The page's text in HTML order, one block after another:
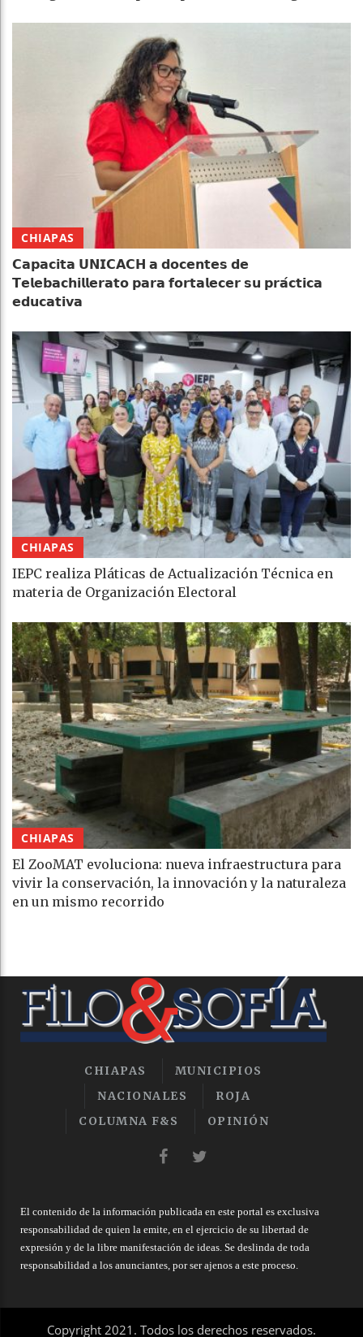
CHIAPAS
𝗖𝗮𝗽𝗮𝗰𝗶𝘁𝗮 𝗨𝗡𝗜𝗖𝗔𝗖𝗛 𝗮 𝗱𝗼𝗰𝗲𝗻𝘁𝗲𝘀 𝗱𝗲
𝗧𝗲𝗹𝗲𝗯𝗮𝗰𝗵𝗶𝗹𝗹𝗲𝗿𝗮𝘁𝗼 𝗽𝗮𝗿𝗮 𝗳𝗼𝗿𝘁𝗮𝗹𝗲𝗰𝗲𝗿 𝘀𝘂 𝗽𝗿𝗮́𝗰𝘁𝗶𝗰𝗮
𝗲𝗱𝘂𝗰𝗮𝘁𝗶𝘃𝗮
CHIAPAS
IEPC realiza Pláticas de Actualización Técnica en
materia de Organización Electoral
CHIAPAS
El ZooMAT evoluciona: nueva infraestructura para
vivir la conservación, la innovación y la naturaleza
en un mismo recorrido
CHIAPAS
MUNICIPIOS
NACIONALES
ROJA
COLUMNA F&S
OPINIÓN
El contenido de la información publicada en este portal es exclusiva
responsabilidad de quien la emite, en el ejercicio de su libertad de
expresión y de la libre manifestación de ideas. Se deslinda de toda
responsabilidad a los anunciantes, por ser ajenos a este proceso.
Copyright 2021. Todos los derechos reservados.